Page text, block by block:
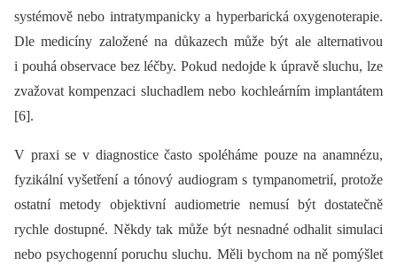
systémově nebo intratympanicky a hyperbarická oxygenoterapie.
Dle medicíny založené na důkazech může být ale alternativou
i pouhá observace bez léčby. Pokud nedojde k úpravě sluchu, lze
zvažovat kompenzaci sluchadlem nebo kochleárním implantátem
[6].
V praxi se v diagnostice často spoléháme pouze na anamnézu,
fyzikální vyšetření a tónový audiogram s tympanometrií, protože
ostatní metody objektivní audiometrie nemusí být dostatečně
rychle dostupné. Někdy tak může být nesnadné odhalit simulaci
nebo psychogenní poruchu sluchu. Měli bychom na ně pomýšlet